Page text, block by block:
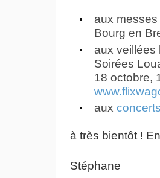
aux messes
Bourg en
aux veillées
Soirées
18 octobre,
aux
à très bientôt !
Stéphane